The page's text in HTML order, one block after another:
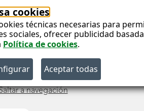
cookies
técnicas necesarias para
sociales, ofrecer publicidad
Política de cookies.
a navegación